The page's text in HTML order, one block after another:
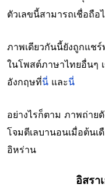
ตัวเลขนี้สามารถเชื่อถือ
ภาพเดียวกันนี้ยังถูกแช
ในโพสต์ภาษาไทยอื่นๆ
อังกฤษที่นี่ และนี่
อย่างไรก็ตาม ภาพถ่าย
โจมตีเลบานอนเมื่อต้น
อิหร่าน
อิสรา